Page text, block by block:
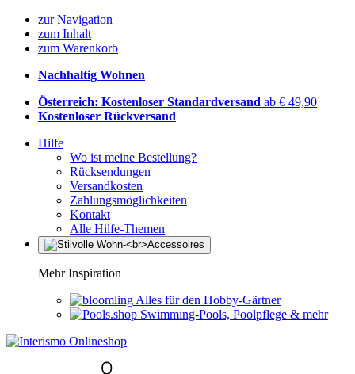
zur Navigation
zum Inhalt
zum Warenkorb
Nachhaltig Wohnen
Österreich: Kostenloser Standardversand ab € 49,90
Kostenloser Rückversand
Hilfe
Wo ist meine Bestellung?
Rücksendungen
Versandkosten
Zahlungsmöglichkeiten
Kontakt
Alle Hilfe-Themen
Mehr Inspiration
Alles für den Hobby-Gärtner
Swimming-Pools, Poolpflege & mehr